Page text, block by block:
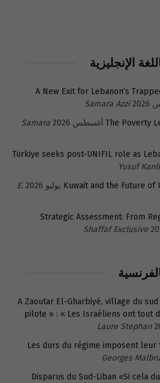
الإنجليزية
A New Exit for Lebanon’s
Samara Azzi
The Poverty
Samara
Türkiye seeks post-UNIFIL role as
Yusuf Kanli
Kuwait and the Future of
E.
Strategic Assessment: From
Shaffaf Exclusive
A Zaoutar El-Gharbiyé, village du
pilote » : « Les Israéliens ont tout
Laure Stephan
Les durs du régime imposent
Georges
Disparus du Sud-Liban «Si cela